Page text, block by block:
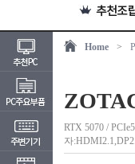
Home >
RTX 5070 /
자